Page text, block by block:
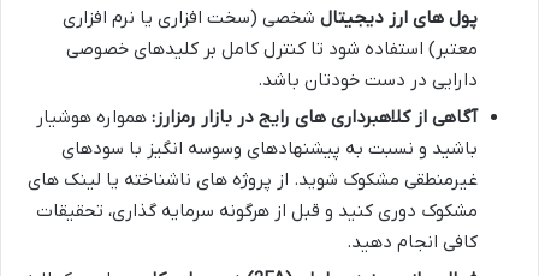
پول های ارز دیجیتال شخصی (سخت افزاری یا نرم افزاری
معتبر) استفاده شود تا کنترل کامل بر کلیدهای خصوصی
دارایی در دست خودتان باشد.
آگاهی از کلاهبرداری های رایج در بازار رمزارز: همواره هوشیار
باشید و نسبت به پیشنهادهای وسوسه انگیز با سودهای
غیرمنطقی مشکوک شوید. از پروژه های ناشناخته یا لینک های
مشکوک دوری کنید و قبل از هرگونه سرمایه گذاری، تحقیقات
کافی انجام دهید.